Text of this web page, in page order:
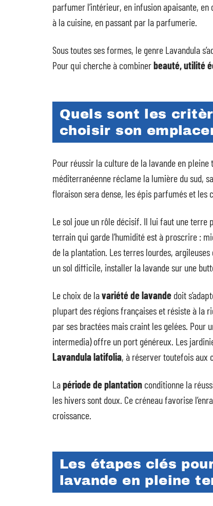
parfumer l’intérieur, en infusion apaisante,
à la cuisine, en passant par la parfumerie.
Sous toutes ses formes, le genre Lavandula
Pour qui cherche à combinerbeauté, utilité
Quels sont les
choisir son
Pour réussir la culture de la lavande en
méditerranéenne réclame la lumière du sud,
floraison sera dense, les épis parfumés et les
Le sol joue un rôle décisif. Il lui faut une terre
terrain qui garde l’humidité est à proscrire :
de la plantation. Les terres lourdes,
un sol difficile, installer la lavande sur une
Le choix de lavariété de lavande doit
plupart des régions françaises et résiste à la
par ses bractées mais craint les gelées. Pour
intermedia) offre un port généreux. Les
Lavandula latifolia, à réserver toutefois aux
Lapériode de plantation conditionne la
les hivers sont doux. Ce créneau favorise
croissance.
Les étapes clés
lavande en pleine